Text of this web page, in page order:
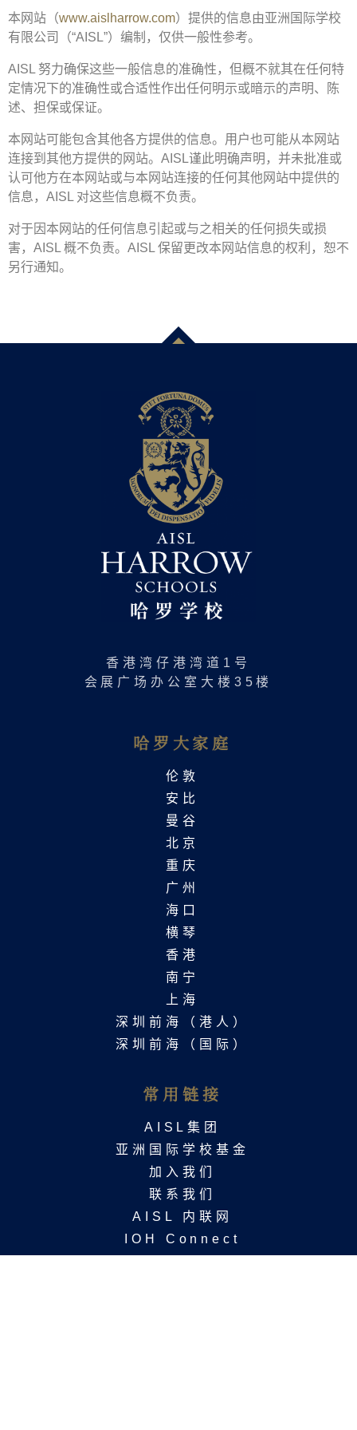
本网站（www.aislharrow.com）提供的信息由亚洲国际学校
有限公司（“AISL”）编制，仅供一般性参考。
AISL 努力确保这些一般信息的准确性，但概不就其在任何特
定情况下的准确性或合适性作出任何明示或暗示的声明、陈
述、担保或保证。
本网站可能包含其他各方提供的信息。用户也可能从本网站
连接到其他方提供的网站。AISL谨此明确声明，并未批准或
认可他方在本网站或与本网站连接的任何其他网站中提供的
信息，AISL 对这些信息概不负责。
对于因本网站的任何信息引起或与之相关的任何损失或损
害，AISL 概不负责。AISL 保留更改本网站信息的权利，恕不
另行通知。
香港湾仔港湾道1号
会展广场办公室大楼35楼
哈罗大家庭
伦敦
安比
曼谷
北京
重庆
广州
海口
横琴
香港
南宁
上海
深圳前海（港人）
深圳前海（国际）
常用链接
AISL集团
亚洲国际学校基金
加入我们
联系我们​
AISL 内联网
IOH Connect